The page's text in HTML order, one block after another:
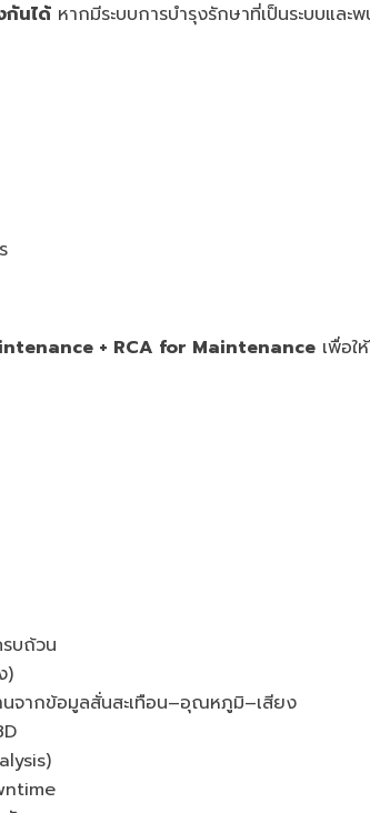
กันได้ หากมีระบบการบำรุงรักษาที่เป็นระบบและ
+ RCA for Maintenance เพื่อใ
บถ้วน
)
ากข้อมูลสั่นสะเทือน–อุณหภูมิ–เสียง